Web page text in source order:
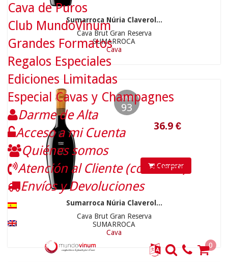
Sumarroca Núria Claverol...
Cava Brut Gran Reserva
SUMARROCA
Cava
PEÑIN
93
Comprar
Sumarroca Núria Claverol...
Cava Brut Gran Reserva
SUMARROCA
Cava
Cava de Puros
Club MundoVinum
Grandes Formatos
Regalos Especiales
Ediciones Limitadas
Especial Cavas y Champagnes
Darme de Alta
Acceso a mi Cuenta
Quiénes somos
Atención al Cliente (contactar)
Envíos y Devoluciones
0